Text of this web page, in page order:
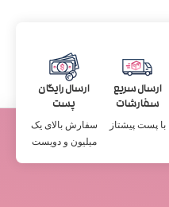
ارسال سریع
سفارشات
با پست پیشتاز
ارسال رایگان
پست
سفارش بالای یک
میلیون و دویست